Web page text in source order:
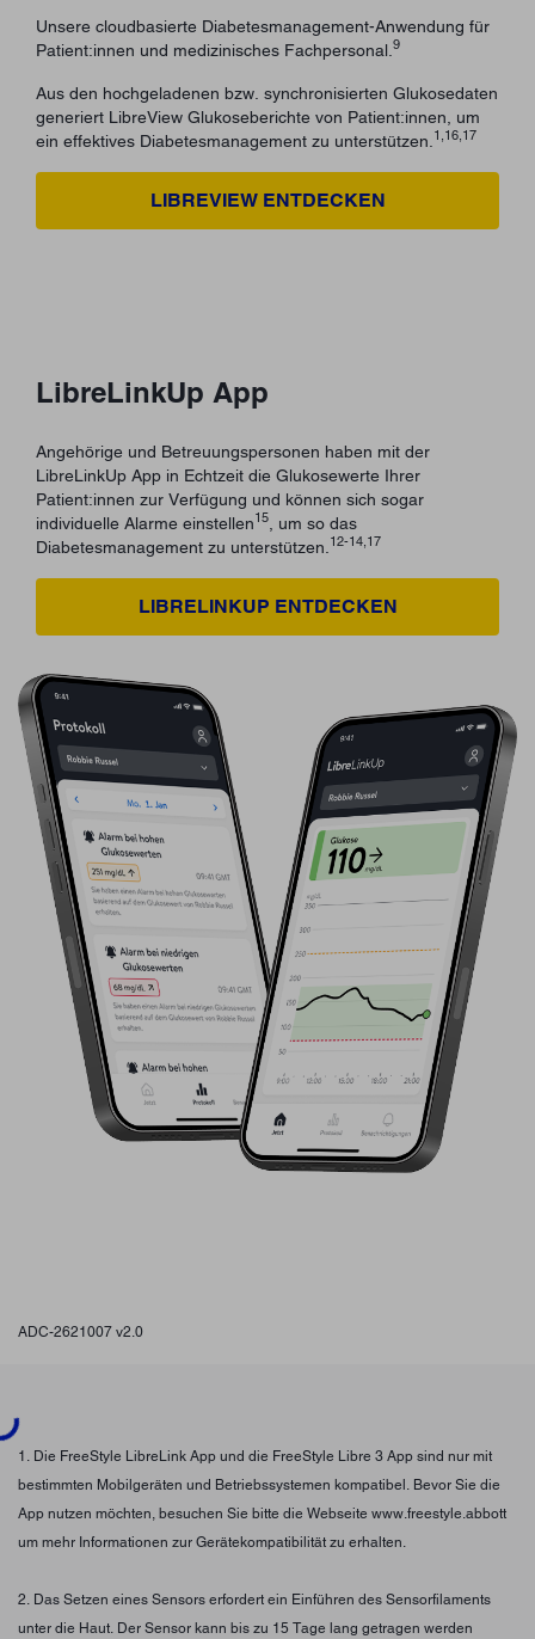
Unsere cloudbasierte Diabetesmanagement-Anwendung für
Patient:innen und medizinisches Fachpersonal. 9
Aus den hochgeladenen bzw. synchronisierten Glukosedaten
generiert LibreView Glukoseberichte von Patient:innen, um
ein effektives Diabetesmanagement zu unterstützen. 1,16,17
LIBREVIEW ENTDECKEN
LibreLinkUp App
Angehörige und Betreuungspersonen haben mit der
LibreLinkUp App in Echtzeit die Glukosewerte Ihrer
Patient:innen zur Verfügung und können sich sogar
individuelle Alarme einstellen15 , um so das
Diabetesmanagement zu unterstützen. 12-14,17
LIBRELINKUP ENTDECKEN
ADC-2621007 v2.0
1. Die FreeStyle LibreLink App und die FreeStyle Libre 3 App sind nur mit
bestimmten Mobilgeräten und Betriebssystemen kompatibel. Bevor Sie die
App nutzen möchten, besuchen Sie bitte die Webseite www.freestyle.abbott
um mehr Informationen zur Gerätekompatibilität zu erhalten.
2. Das Setzen eines Sensors erfordert ein Einführen des Sensorfilaments
unter die Haut. Der Sensor kann bis zu 15 Tage lang getragen werden